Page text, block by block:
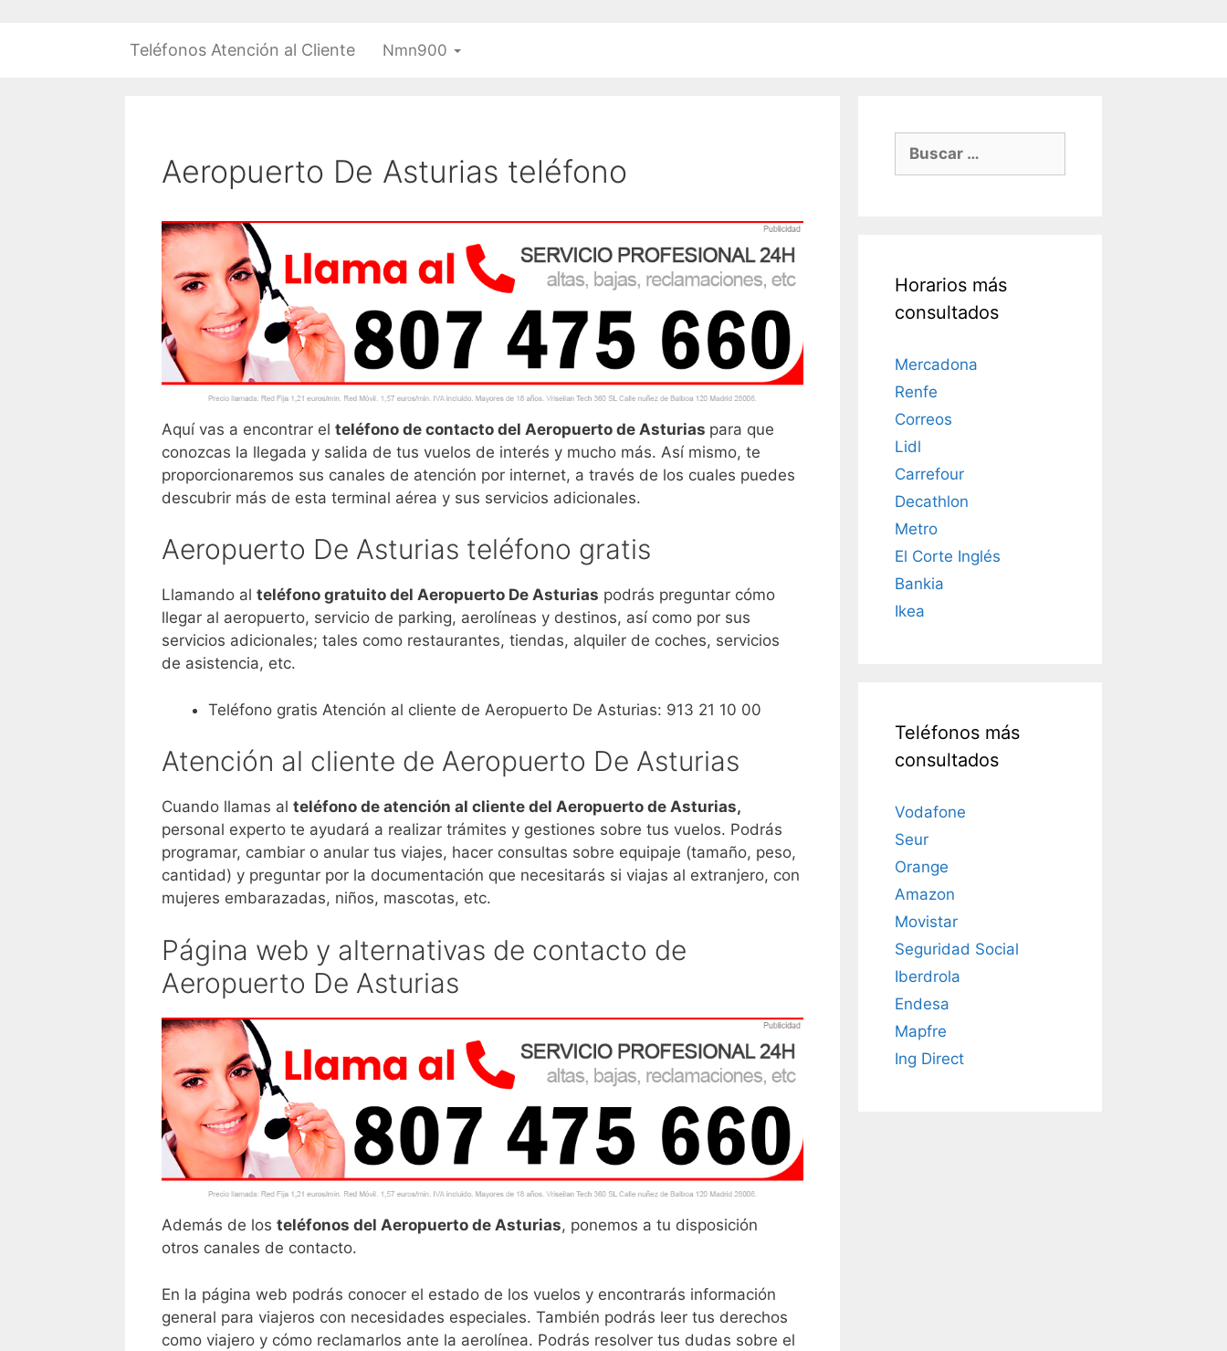
Teléfonos Atención al Cliente Nmn900
Aeropuerto De Asturias teléfono
Aquí vas a encontrar el teléfono de contacto del Aeropuerto de Asturias para que
conozcas la llegada y salida de tus vuelos de interés y mucho más. Así mismo, te
proporcionaremos sus canales de atención por internet, a través de los cuales puedes
descubrir más de esta terminal aérea y sus servicios adicionales.
Aeropuerto De Asturias teléfono gratis
Llamando al teléfono gratuito del Aeropuerto De Asturias podrás preguntar cómo
llegar al aeropuerto, servicio de parking, aerolíneas y destinos, así como por sus
servicios adicionales; tales como restaurantes, tiendas, alquiler de coches, servicios
de asistencia, etc.
Teléfono gratis Atención al cliente de Aeropuerto De Asturias: 913 21 10 00
Atención al cliente de Aeropuerto De Asturias
Cuando llamas al teléfono de atención al cliente del Aeropuerto de Asturias,
personal experto te ayudará a realizar trámites y gestiones sobre tus vuelos. Podrás
programar, cambiar o anular tus viajes, hacer consultas sobre equipaje (tamaño, peso,
cantidad) y preguntar por la documentación que necesitarás si viajas al extranjero, con
mujeres embarazadas, niños, mascotas, etc.
Página web y alternativas de contacto de
Aeropuerto De Asturias
Además de los teléfonos del Aeropuerto de Asturias, ponemos a tu disposición
otros canales de contacto.
En la página web podrás conocer el estado de los vuelos y encontrarás información
general para viajeros con necesidades especiales. También podrás leer tus derechos
como viajero y cómo reclamarlos ante la aerolínea. Podrás resolver tus dudas sobre el
Buscar:
Horarios más
consultados
Mercadona
Renfe
Correos
Lidl
Carrefour
Decathlon
Metro
El Corte Inglés
Bankia
Ikea
Teléfonos más
consultados
Vodafone
Seur
Orange
Amazon
Movistar
Seguridad Social
Iberdrola
Endesa
Mapfre
Ing Direct